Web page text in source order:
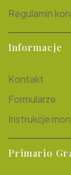
Regulamin
Informacje
Kontakt
Formularze
Instrukcje
Primario